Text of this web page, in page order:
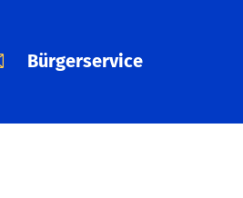
Bürgerservice